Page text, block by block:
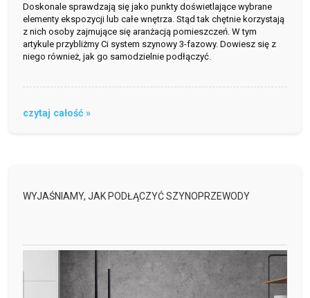
Doskonale sprawdzają się jako punkty doświetlające wybrane
elementy ekspozycji lub całe wnętrza. Stąd tak chętnie korzystają
z nich osoby zajmujące się aranżacją pomieszczeń. W tym
artykule przybliżmy Ci system szynowy 3-fazowy. Dowiesz się z
niego również, jak go samodzielnie podłączyć.
czytaj całość »
WYJAŚNIAMY, JAK PODŁĄCZYĆ SZYNOPRZEWODY